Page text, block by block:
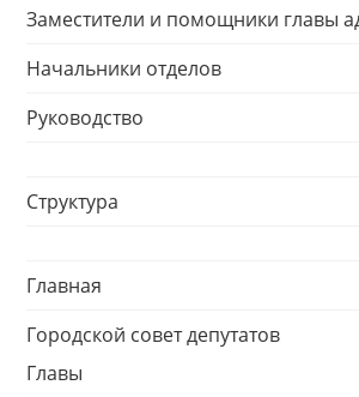
Заместители и помощники главы
Начальники отделов
Руководство
Структура
Главная
Городской совет депутатов
Главы